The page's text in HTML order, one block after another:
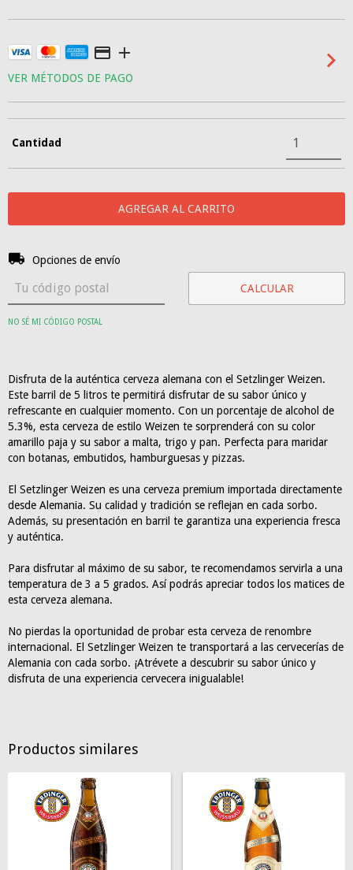
VER MÉTODOS DE PAGO
Cantidad
Entregas para el CP:
Opciones de envío
CALCULAR
NO SÉ MI CÓDIGO POSTAL
Disfruta de la auténtica cerveza alemana con el Setzlinger Weizen.
Este barril de 5 litros te permitirá disfrutar de su sabor único y
refrescante en cualquier momento. Con un porcentaje de alcohol de
5.3%, esta cerveza de estilo Weizen te sorprenderá con su color
amarillo paja y su sabor a malta, trigo y pan. Perfecta para maridar
con botanas, embutidos, hamburguesas y pizzas.
El Setzlinger Weizen es una cerveza premium importada directamente
desde Alemania. Su calidad y tradición se reflejan en cada sorbo.
Además, su presentación en barril te garantiza una experiencia fresca
y auténtica.
Para disfrutar al máximo de su sabor, te recomendamos servirla a una
temperatura de 3 a 5 grados. Así podrás apreciar todos los matices de
esta cerveza alemana.
No pierdas la oportunidad de probar esta cerveza de renombre
internacional. El Setzlinger Weizen te transportará a las cervecerías de
Alemania con cada sorbo. ¡Atrévete a descubrir su sabor único y
disfruta de una experiencia cervecera inigualable!
Productos similares